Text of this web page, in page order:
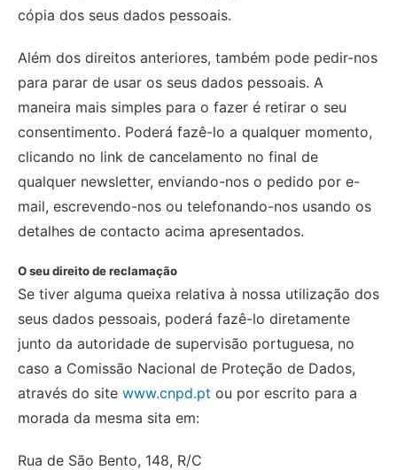
cópia dos seus dados pessoais.
Além dos direitos anteriores, também pode pedir-nos
para parar de usar os seus dados pessoais. A
maneira mais simples para o fazer é retirar o seu
consentimento. Poderá fazê-lo a qualquer momento,
clicando no link de cancelamento no final de
qualquer newsletter, enviando-nos o pedido por e-
mail, escrevendo-nos ou telefonando-nos usando os
detalhes de contacto acima apresentados.
O seu direito de reclamação
Se tiver alguma queixa relativa à nossa utilização dos
seus dados pessoais, poderá fazê-lo diretamente
junto da autoridade de supervisão portuguesa, no
caso a Comissão Nacional de Proteção de Dados,
através do site www.cnpd.pt ou por escrito para a
morada da mesma sita em:
Rua de São Bento, 148, R/C